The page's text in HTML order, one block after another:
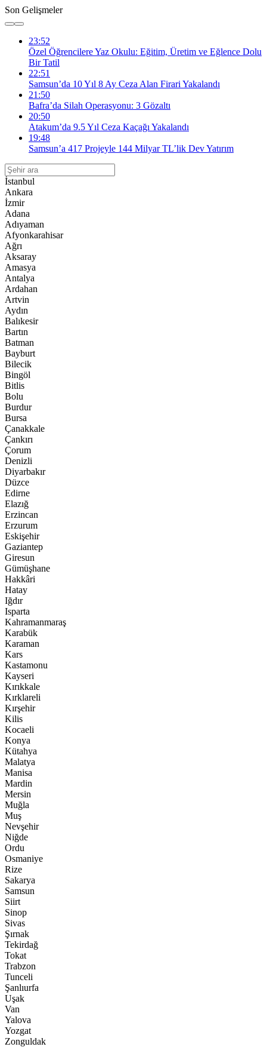
Son Gelişmeler
23:52
Özel Öğrencilere Yaz Okulu: Eğitim, Üretim ve Eğlence Dolu
Bir Tatil
22:51
Samsun’da 10 Yıl 8 Ay Ceza Alan Firari Yakalandı
21:50
Bafra’da Silah Operasyonu: 3 Gözaltı
20:50
Atakum’da 9.5 Yıl Ceza Kaçağı Yakalandı
19:48
Samsun’a 417 Projeyle 144 Milyar TL’lik Dev Yatırım
İstanbul
Ankara
İzmir
Adana
Adıyaman
Afyonkarahisar
Ağrı
Aksaray
Amasya
Antalya
Ardahan
Artvin
Aydın
Balıkesir
Bartın
Batman
Bayburt
Bilecik
Bingöl
Bitlis
Bolu
Burdur
Bursa
Çanakkale
Çankırı
Çorum
Denizli
Diyarbakır
Düzce
Edirne
Elazığ
Erzincan
Erzurum
Eskişehir
Gaziantep
Giresun
Gümüşhane
Hakkâri
Hatay
Iğdır
Isparta
Kahramanmaraş
Karabük
Karaman
Kars
Kastamonu
Kayseri
Kırıkkale
Kırklareli
Kırşehir
Kilis
Kocaeli
Konya
Kütahya
Malatya
Manisa
Mardin
Mersin
Muğla
Muş
Nevşehir
Niğde
Ordu
Osmaniye
Rize
Sakarya
Samsun
Siirt
Sinop
Sivas
Şırnak
Tekirdağ
Tokat
Trabzon
Tunceli
Şanlıurfa
Uşak
Van
Yalova
Yozgat
Zonguldak